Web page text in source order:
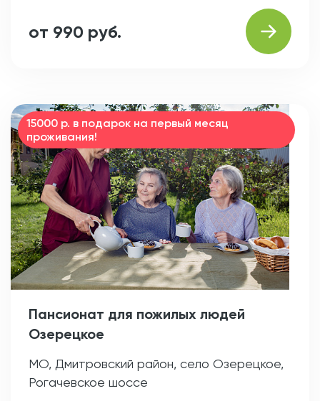
от 990 руб.
15000 р. в подарок на первый месяц
проживания!
Пансионат для пожилых людей
Озерецкое
МО, Дмитровский район, село Озерецкое,
Рогачевское шоссе